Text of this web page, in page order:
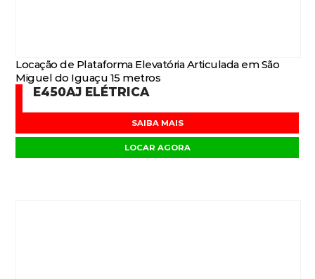
Locação de Plataforma Elevatória Articulada em São
Miguel do Iguaçu 15 metros
E450AJ ELÉTRICA
SAIBA MAIS
LOCAR AGORA